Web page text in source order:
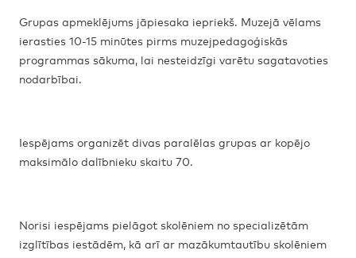
Grupas apmeklējums jāpiesaka iepriekš. Muzejā vēlams
ierasties 10-15 minūtes pirms muzejpedagoģiskās
programmas sākuma, lai nesteidzīgi varētu sagatavoties
nodarbībai.
Iespējams organizēt divas paralēlas grupas ar kopējo
maksimālo dalībnieku skaitu 70.
Norisi iespējams pielāgot skolēniem no specializētām
izglītības iestādēm, kā arī ar mazākumtautību skolēniem